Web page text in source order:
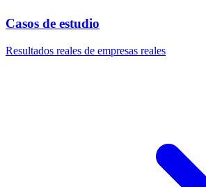
Casos de estudio
Resultados reales de empresas reales